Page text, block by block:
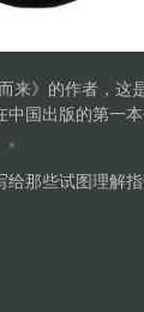
来》的作者，这
国出版的第一
那些试图理解